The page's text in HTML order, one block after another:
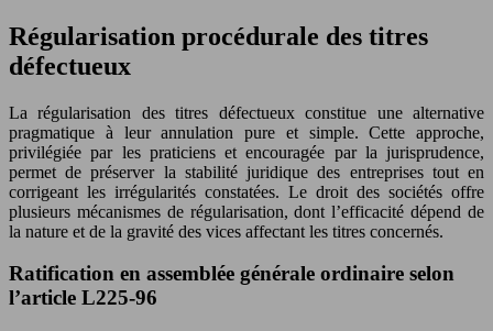
Régularisation procédurale des titres
défectueux
La régularisation des titres défectueux constitue une alternative
pragmatique à leur annulation pure et simple. Cette approche,
privilégiée par les praticiens et encouragée par la jurisprudence,
permet de préserver la stabilité juridique des entreprises tout en
corrigeant les irrégularités constatées. Le droit des sociétés offre
plusieurs mécanismes de régularisation, dont l’efficacité dépend de
la nature et de la gravité des vices affectant les titres concernés.
Ratification en assemblée générale ordinaire selon
l’article L225-96